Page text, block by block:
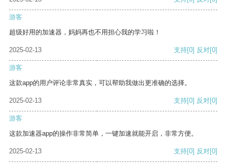
游客
超级好用的加速器，妈妈再也不用担心我的学习啦！
2025-02-13 支持[0] 反对[0]
游客
这款app的用户评论非常真实，可以帮助我做出更准确的选择。
2025-02-13 支持[0] 反对[0]
游客
这款加速器app的操作非常简单，一键加速就能开启，非常方便。
2025-02-13 支持[0] 反对[0]